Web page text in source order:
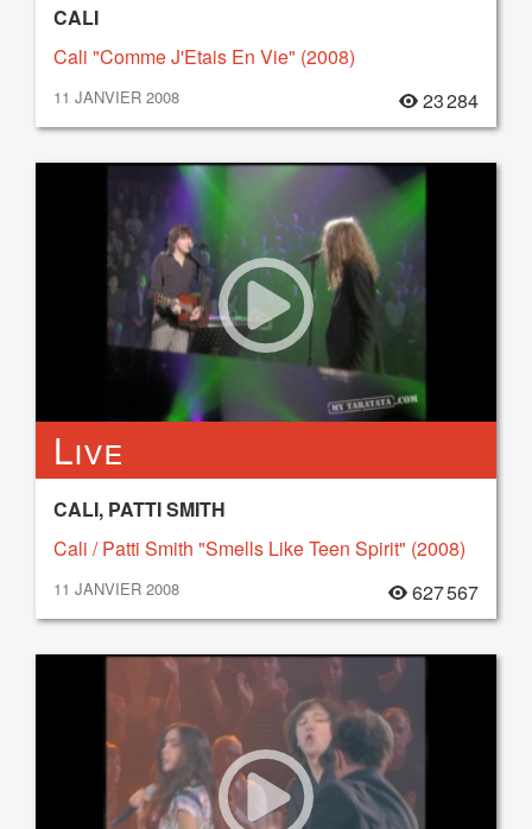
CALI
Cali "Comme J'Etais En Vie" (2008)
11 JANVIER 2008 23 284
Live
CALI, PATTI SMITH
Cali / Patti Smith "Smells Like Teen Spirit" (2008)
11 JANVIER 2008 627 567